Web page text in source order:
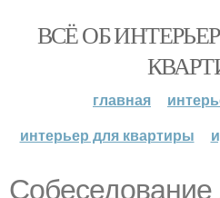
ВСЁ ОБ
главная
интерьер для квартиры
Собеседование